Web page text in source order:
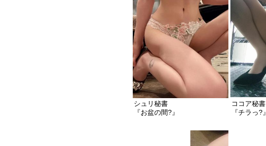
シュリ秘書
『お盆の間?』
ココア秘書
『チラっ?』